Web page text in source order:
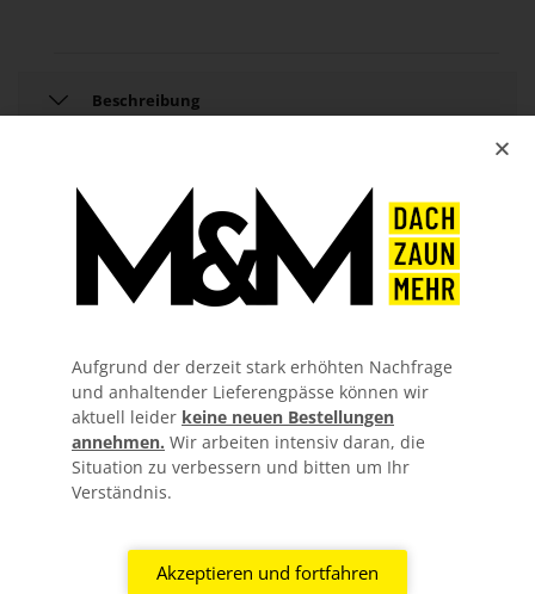
Beschreibung
MATERIAL GARANTIEN
KOSTENLOSER ZUSCHNITT
GUTE BERATUNG
Aufgrund der derzeit stark erhöhten Nachfrage
und anhaltender Lieferengpässe können wir
aktuell leider keine neuen Bestellungen
annehmen. Wir arbeiten intensiv daran, die
Situation zu verbessern und bitten um Ihr
Verständnis.
Akzeptieren und fortfahren